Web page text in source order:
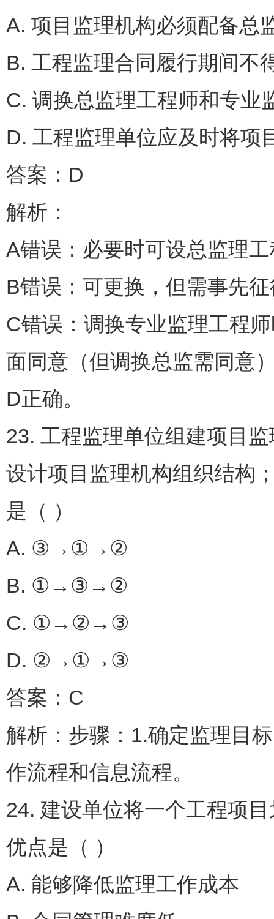
A. 项目监理机构必须配
B. 工程监理合同履行期
C. 调换总监理工程师和专
D. 工程监理单位应及时将项
答案：D
解析：
A错误：必要时可设总监
B错误：可更换，但需事
C错误：调换专业监理工程
面同意（但调换总监需
D正确。
23. 工程监理单位组建项目
设计项目监理机构组织结构
是（ ）
A. ③→①→②
B. ①→③→②
C. ①→②→③
D. ②→①→③
答案：C
解析：步骤：1.确定监理目
作流程和信息流程。
24. 建设单位将一个工程项
优点是（ ）
A. 能够降低监理工作成